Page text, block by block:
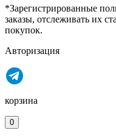
*Зарегистрированные
заказы, отслеживать их
покупок.
Авторизация
корзина
0